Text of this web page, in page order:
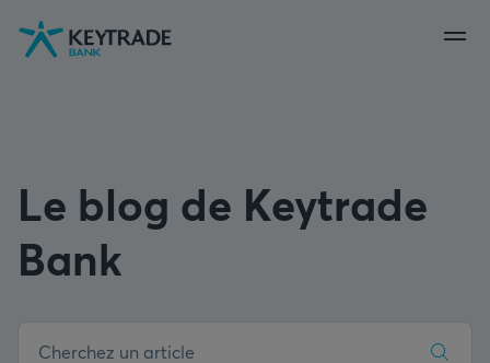
Aller
Aller
Aller
au
Le blog de Keytrade
Bank